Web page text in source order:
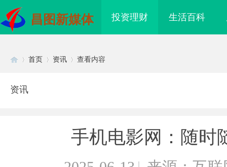
昌图新媒体 投资理财 生活百科
首页 资讯 查看内容
资讯
手机电影网：随时